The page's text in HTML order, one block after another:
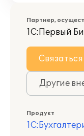
Партнер,
1С:Первый
Связаться
Другие
Продукт